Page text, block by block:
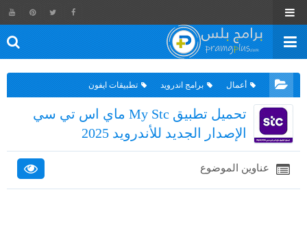
أعمال برامج اندرويد تطبيقات ايفون
تحميل تطبيق My Stc ماي اس تي سي
الإصدار الجديد للأندرويد 2025
عناوين الموضوع